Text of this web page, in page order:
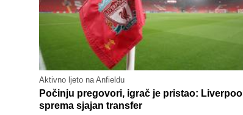
Aktivno ljeto na Anfieldu
Počinju pregovori, igrač je pristao: Liverpool
sprema sjajan transfer